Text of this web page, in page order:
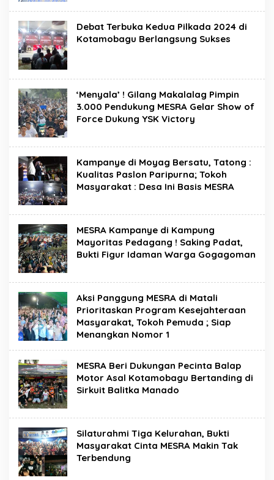
Debat Terbuka Kedua Pilkada 2024 di
Kotamobagu Berlangsung Sukses
‘Menyala’ ! Gilang Makalalag Pimpin
3.000 Pendukung MESRA Gelar Show of
Force Dukung YSK Victory
Kampanye di Moyag Bersatu, Tatong :
Kualitas Paslon Paripurna; Tokoh
Masyarakat : Desa Ini Basis MESRA
MESRA Kampanye di Kampung
Mayoritas Pedagang ! Saking Padat,
Bukti Figur Idaman Warga Gogagoman
Aksi Panggung MESRA di Matali
Prioritaskan Program Kesejahteraan
Masyarakat, Tokoh Pemuda ; Siap
Menangkan Nomor 1
MESRA Beri Dukungan Pecinta Balap
Motor Asal Kotamobagu Bertanding di
Sirkuit Balitka Manado
Silaturahmi Tiga Kelurahan, Bukti
Masyarakat Cinta MESRA Makin Tak
Terbendung